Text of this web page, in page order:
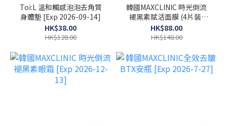
Toi:L 溫和觸感泡泡去角質
身體墊 [Exp 2026-09-14]
HK$38.00
HK$128.00
韓國MAXCLINIC 時光倒流
褪黑素賦活面膜 (4片裝)
[Exp 2027-02-02]
HK$88.00
HK$148.00